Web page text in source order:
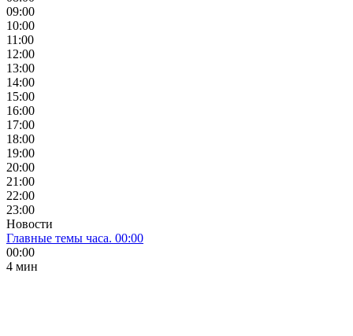
09:00
10:00
11:00
12:00
13:00
14:00
15:00
16:00
17:00
18:00
19:00
20:00
21:00
22:00
23:00
Новости
Главные темы часа. 00:00
00:00
4 мин